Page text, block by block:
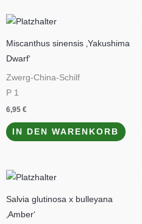
Miscanthus sinensis ‚Yakushima
Dwarf‘
Zwerg-China-Schilf
P 1
6,95 €
IN DEN WARENKORB
Salvia glutinosa x bulleyana
‚Amber‘